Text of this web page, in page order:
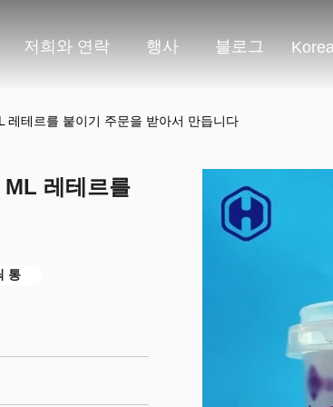
저희와 연락 행사 블로그
레테르를 붙이기 주문을 받아서 만듭니다
레테르를
통